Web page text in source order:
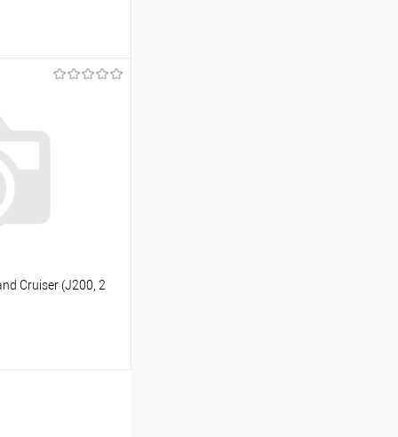
Сравнение
Под заказ
Cruiser (J200, 2